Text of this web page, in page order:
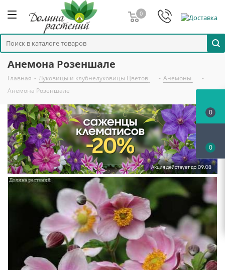
0
Анемона Розеншале
Главная - Луковицы и клубнелуковицы Цветов - Анемоны
-
Анемона Розеншале
0
0